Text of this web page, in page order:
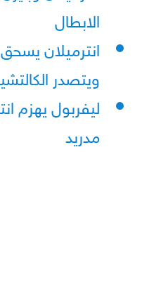
الابطال
انترميلان
ويتصدر
ليفربول يهزم
مدريد